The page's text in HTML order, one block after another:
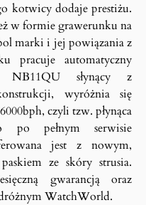
kotwicy dodaje prestiżu.
w formie grawerunku na
marki i jej powiązania z
pracuje automatyczny
NB11QU słynący z
wyróżnia się
czyli tzw. płynąca
po pełnym serwisie
jest z nowym,
ze skóry strusia.
gwarancją oraz
WatchWorld.